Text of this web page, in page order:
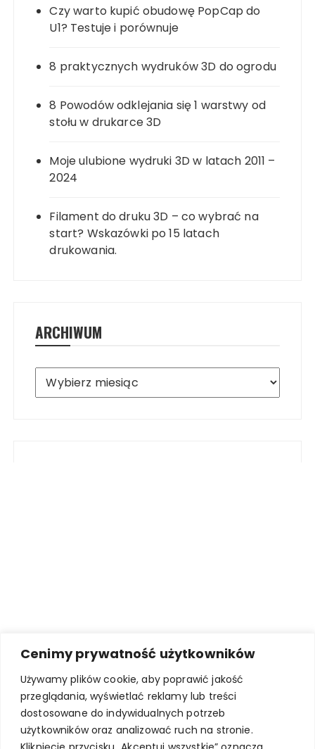
Cenimy prywatność użytkowników
Używamy plików cookie, aby poprawić jakość
przeglądania, wyświetlać reklamy lub treści
dostosowane do indywidualnych potrzeb
użytkowników oraz analizować ruch na stronie.
Czy warto kupić obudowę PopCap do
U1? Testuje i porównuje
8 praktycznych wydruków 3D do ogrodu
8 Powodów odklejania się 1 warstwy od
stołu w drukarce 3D
Moje ulubione wydruki 3D w latach 2011 –
2024
Filament do druku 3D – co wybrać na
start? Wskazówki po 15 latach
drukowania.
ARCHIWUM
Archiwum